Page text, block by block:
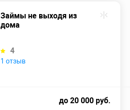
Займы не выходя из
дома
4
1 отзыв
до 20 000 руб.